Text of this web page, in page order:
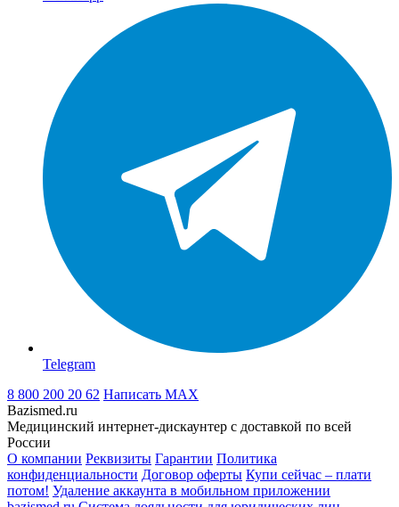
Telegram
8 800 200 20 62 Написать MAX
Bazismed.ru
Медицинский интернет-дискаунтер с доставкой по всей
России
О компании Реквизиты Гарантии Политика
конфиденциальности Договор оферты Купи сейчас – плати
потом! Удаление аккаунта в мобильном приложении